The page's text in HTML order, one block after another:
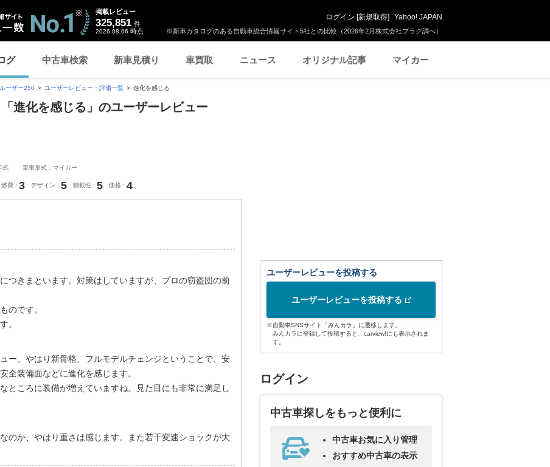
※新車カタログのある自動車総合情報サイト5社との比較（2026年2月株式会社プラグ調べ）
掲載レビュー
325,851 件
2026.08.06 時点
ログイン [新規取得] Yahoo! JAPAN
グ 中古車検索 新車見積り 車買取 ニュース オリジナル記事 マイカー
ーザー250 ユーザーレビュー・評価一覧 進化を感じる
進化を感じる」のユーザーレビュー
式 乗車形式：マイカー
燃費 3 デザイン 5 積載性 5 価格 4
つきまといます。対策はしていますが、プロの窃盗団の前
のです。
。
ー。やはり新骨格、フルモデルチェンジということで、安
全装備面などに進化を感じます。
ところに装備が増えていますね。見た目にも非常に満足し
のか、やはり重さは感じます。また若干変速ショックが大
ユーザーレビューを投稿する
ユーザーレビューを投稿する
※自動車SNSサイト「みんカラ」に遷移します。
みんカラに登録して投稿すると、carview!にも表示されま
す。
ログイン
中古車探しをもっと便利に
中古車お気に入り管理
おすすめ中古車の表示